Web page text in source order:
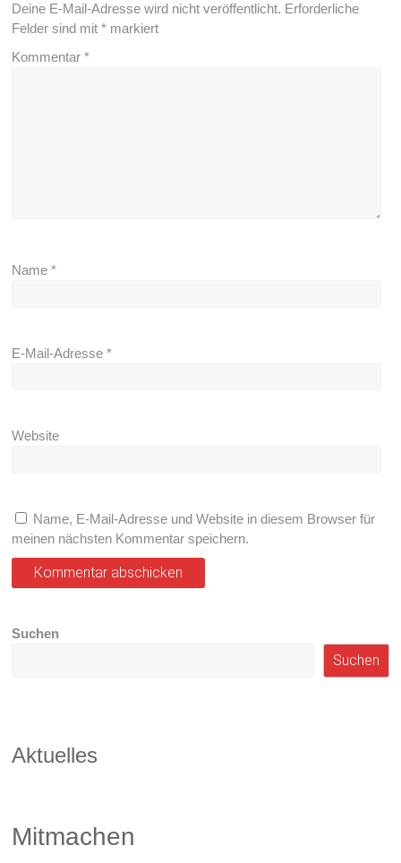
Deine E-Mail-Adresse wird nicht veröffentlicht. Erforderliche
Felder sind mit* markiert
Kommentar*
Name*
E-Mail-Adresse*
Website
Name, E-Mail-Adresse und Website in diesem Browser für
meinen nächsten Kommentar speichern.
Suchen
Suchen
Aktuelles
Mitmachen